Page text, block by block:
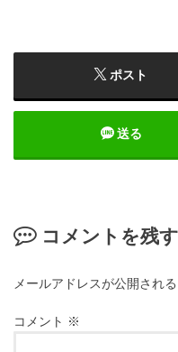
ポスト
送る
コメントを残す
メールアドレスが公開され
コメント ※